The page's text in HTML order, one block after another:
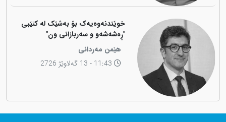
خوێندنەوەیەک بۆ بەشێک لە کتێبی
"ڕەشەشەو و سەربازانی ون"
هێمن مەردانی